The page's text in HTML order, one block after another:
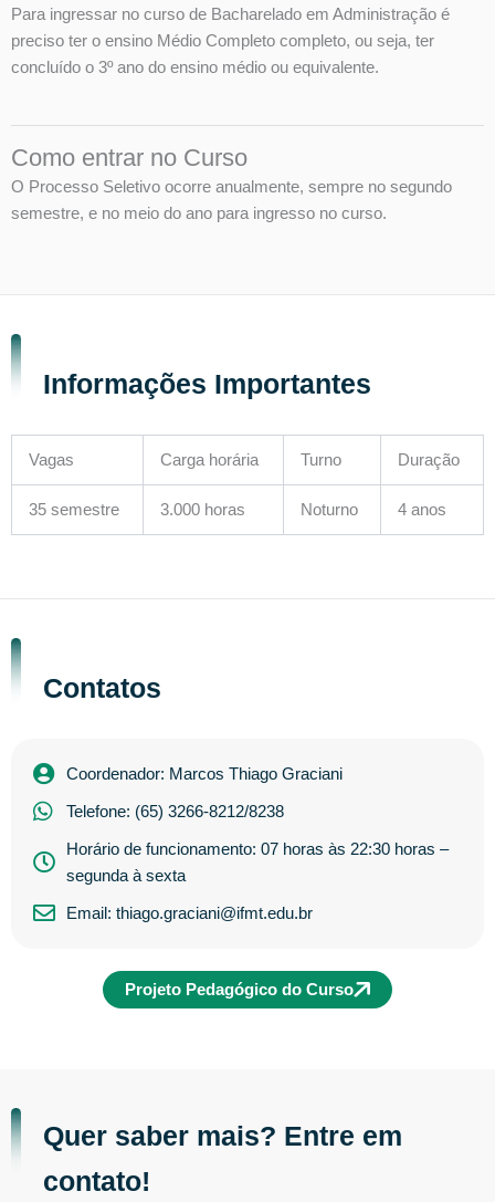
Para ingressar no curso de Bacharelado em Administração é
preciso ter o ensino Médio Completo completo, ou seja, ter
concluído o 3º ano do ensino médio ou equivalente.
Como entrar no Curso
O Processo Seletivo ocorre anualmente, sempre no segundo
semestre, e no meio do ano para ingresso no curso.
Informações Importantes
Vagas Carga horária Turno Duração
35 semestre 3.000 horas Noturno 4 anos
Contatos
Coordenador: Marcos Thiago Graciani
Telefone: (65) 3266-8212/8238
Horário de funcionamento: 07 horas às 22:30 horas –
segunda à sexta
Email: thiago.graciani@ifmt.edu.br
Projeto Pedagógico do Curso
Quer saber mais? Entre em
contato!